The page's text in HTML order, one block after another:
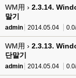
WM用 › 2.3.14.
말기
admin 2014.05.04
WM用 › 2.3.13.
단말기
admin 2014.05.04